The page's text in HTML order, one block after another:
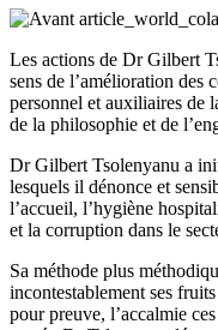
Les actions de Dr Gilbert
sens de l’amélioration des
personnel et auxiliaires de
de la philosophie et de
Dr Gilbert Tsolenyanu a
lesquels il dénonce et
l’accueil, l’hygiène
et la corruption dans le
Sa méthode plus
incontestablement ses fruits
pour preuve, l’accalmie